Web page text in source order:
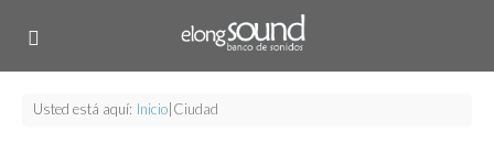
Usted está aquí: Inicio Ciudad